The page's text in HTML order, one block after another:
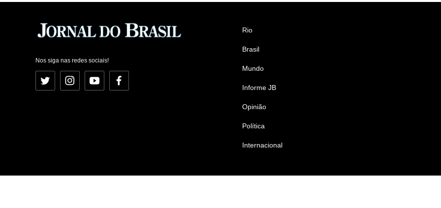
Nos siga nas redes sociais!
Twitter InstagramYouTubeFacebook
Rio
Brasil
Mundo
Informe JB
Opinião
Política
Internacional